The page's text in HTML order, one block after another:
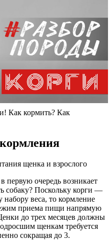
кормить? Как
щенка и взрослого
первую очередь возникает
собаку? Поскольку корги —
набору веса, то кормление
приема пищи напрямую
до трех месяцев должны
щенкам требуется
сокращая до 3.